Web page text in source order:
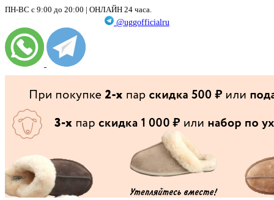
ПН-ВС с 9:00 до 20:00 | ОНЛАЙН 24 часа.
@uggofficialru